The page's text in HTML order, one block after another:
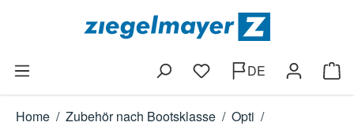
Zum Hauptinhalt springen
Du hast 0 Produkte auf
DE
Home / Zubehör nach Bootsklasse / Opti /